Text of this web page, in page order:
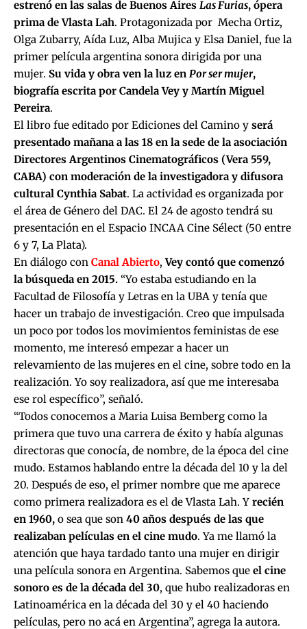
estrenó en las salas de Buenos Aires Las Furias, ópera
prima de Vlasta Lah. Protagonizada por Mecha Ortiz,
Olga Zubarry, Aída Luz, Alba Mujica y Elsa Daniel, fue la
primer película argentina sonora dirigida por una
mujer. Su vida y obra ven la luz en Por ser mujer,
biografía escrita por Candela Vey y Martín Miguel
Pereira.
El libro fue editado por Ediciones del Camino y será
presentado mañana a las 18 en la sede de la asociación
Directores Argentinos Cinematográficos (Vera 559,
CABA) con moderación de la investigadora y difusora
cultural Cynthia Sabat. La actividad es organizada por
el área de Género del DAC. El 24 de agosto tendrá su
presentación en el Espacio INCAA Cine Sélect (50 entre
6 y 7, La Plata).
En diálogo con Canal Abierto, Vey contó que comenzó
la búsqueda en 2015. “Yo estaba estudiando en la
Facultad de Filosofía y Letras en la UBA y tenía que
hacer un trabajo de investigación. Creo que impulsada
un poco por todos los movimientos feministas de ese
momento, me interesó empezar a hacer un
relevamiento de las mujeres en el cine, sobre todo en la
realización. Yo soy realizadora, así que me interesaba
ese rol específico”, señaló.
“Todos conocemos a Maria Luisa Bemberg como la
primera que tuvo una carrera de éxito y había algunas
directoras que conocía, de nombre, de la época del cine
mudo. Estamos hablando entre la década del 10 y la del
20. Después de eso, el primer nombre que me aparece
como primera realizadora es el de Vlasta Lah. Y recién
en 1960, o sea que son 40 años después de las que
realizaban películas en el cine mudo. Ya me llamó la
atención que haya tardado tanto una mujer en dirigir
una película sonora en Argentina. Sabemos que el cine
sonoro es de la década del 30, que hubo realizadoras en
Latinoamérica en la década del 30 y el 40 haciendo
películas, pero no acá en Argentina”, agrega la autora.